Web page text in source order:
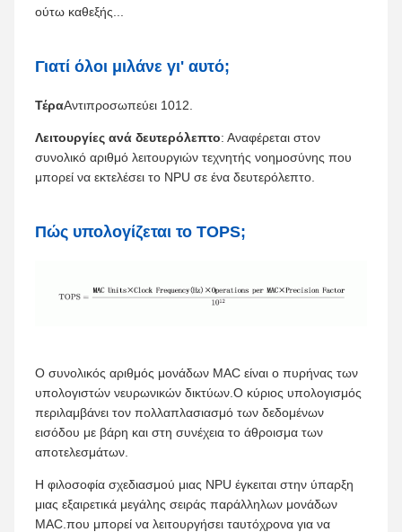
ούτω καθεξής...
Γιατί όλοι μιλάνε γι' αυτό;
ΤέραΑντιπροσωπεύει 1012.
Λειτουργίες ανά δευτερόλεπτο: Αναφέρεται στον
συνολικό αριθμό λειτουργιών τεχνητής νοημοσύνης που
μπορεί να εκτελέσει το NPU σε ένα δευτερόλεπτο.
Πώς υπολογίζεται το TOPS;
Ο συνολικός αριθμός μονάδων MAC είναι ο πυρήνας των
υπολογιστών νευρωνικών δικτύων.Ο κύριος υπολογισμός
περιλαμβάνει τον πολλαπλασιασμό των δεδομένων
εισόδου με βάρη και στη συνέχεια το άθροισμα των
αποτελεσμάτων.
Η φιλοσοφία σχεδιασμού μιας NPU έγκειται στην ύπαρξη
μιας εξαιρετικά μεγάλης σειράς παράλληλων μονάδων
MAC.που μπορεί να λειτουργήσει ταυτόχρονα για να